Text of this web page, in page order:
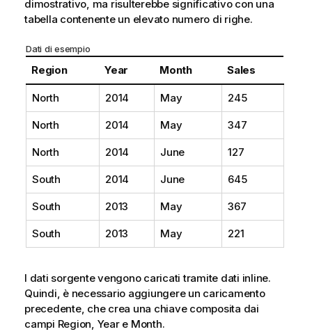
dimostrativo, ma risulterebbe significativo con una
tabella contenente un elevato numero di righe.
Dati di esempio
Region Year Month Sales
North 2014 May 245
North 2014 May 347
North 2014 June 127
South 2014 June 645
South 2013 May 367
South 2013 May 221
I dati sorgente vengono caricati tramite dati inline.
Quindi, è necessario aggiungere un caricamento
precedente, che crea una chiave composita dai
campi Region Yeare Month.